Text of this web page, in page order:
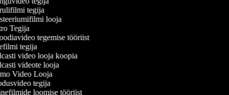
tegija
looja
Tegija
tegemise tööriist
tegija
video looja koopia
videote looja
Video Looja
tegija
loomise tööriist